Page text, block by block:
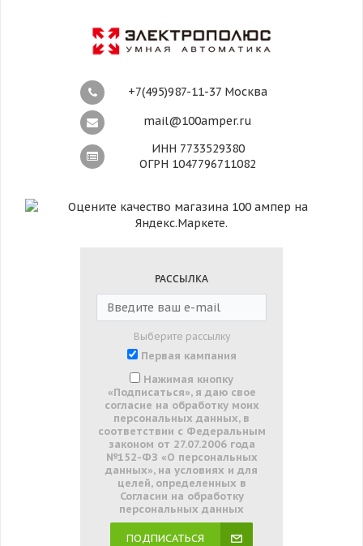
+7(495)987-11-37 Москва
mail@100amper.ru
ИНН 7733529380
ОГРН 1047796711082
РАССЫЛКА
Выберите рассылку
Первая кампания
Нажимая кнопку
«Подписаться», я даю свое
согласие на обработку моих
персональных данных, в
соответствии с Федеральным
законом от 27.07.2006 года
№152-ФЗ «О персональных
данных», на условиях и для
целей, определенных в
Согласии на обработку
персональных данных
ПОДПИСАТЬСЯ